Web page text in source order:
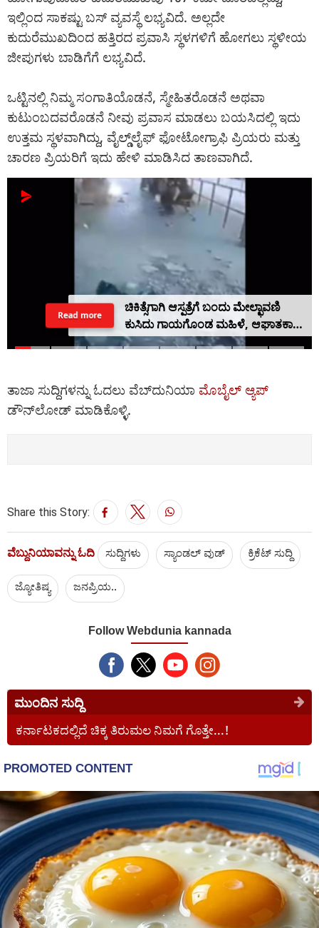
ಇಲ್ಲಿಂದ ಸಾಕಷ್ಟು ಬಸ್‌ ವ್ಯವಸ್ಥೆ ಲಭ್ಯವಿದೆ. ಅಲ್ಲದೇ
ಕುದುರೆಮುಖದಿಂದ ಹತ್ತಿರದ ಪ್ರವಾಸಿ ಸ್ಥಳಗಳಿಗೆ ಹೋಗಲು ಸ್ಥಳೀಯ
ಜೀಪುಗಳು ಬಾಡಿಗೆಗೆ ಲಭ್ಯವಿದೆ.
ಒಟ್ಟಿನಲ್ಲಿ ನಿಮ್ಮ ಸಂಗಾತಿಯೊಡನೆ, ಸ್ಮೇಹಿತರೊಡನೆ ಅಥವಾ
ಕುಟುಂಬದವರೊಡನೆ ನೀವು ಪ್ರವಾಸ ಮಾಡಲು ಬಯಸಿದಲ್ಲಿ ಇದು
ಉತ್ತಮ ಸ್ಥಳವಾಗಿದ್ದು, ವೈಲ್ಡ್‌‌ಲೈಫ್ ಫೋಟೋಗ್ರಾಫಿ ಪ್ರಿಯರು ಮತ್ತು
ಚಾರಣ ಪ್ರಿಯರಿಗೆ ಇದು ಹೇಳಿ ಮಾಡಿಸಿದ ತಾಣವಾಗಿದೆ.
ಚಿಕಿತ್ಸೆಗಾಗಿ ಆಸ್ಪತ್ರೆಗೆ ಬಂದು ಮೇಲ್ಛಾವಣಿ
ಕುಸಿದು ಗಾಯಗೊಂಡ ಮಹಿಳೆ, ಆಘಾತಕಾರಿ
ವಿಡಿಯೋ
Read more
ತಾಜಾ ಸುದ್ದಿಗಳನ್ನು ಓದಲು ವೆಬ್‌ದುನಿಯಾ ಮೊಬೈಲ್ ಆ್ಯಪ್
ಡೌನ್‍ಲೋಡ್ ಮಾಡಿಕೊಳ್ಳಿ.
Share this Story:
ವೆಬ್ದುನಿಯಾವನ್ನು ಓದಿ ಸುದ್ದಿಗಳು ಸ್ಯಾಂಡಲ್ ವುಡ್ ಕ್ರಿಕೆಟ್‌ ಸುದ್ದಿ
ಜ್ಯೋತಿಷ್ಯ ಜನಪ್ರಿಯ..
Follow Webdunia kannada
ಮುಂದಿನ ಸುದ್ದಿ
ಕರ್ನಾಟಕದಲ್ಲಿದೆ ಚಿಕ್ಕ ತಿರುಮಲ ನಿಮಗೆ ಗೊತ್ತೇ...!